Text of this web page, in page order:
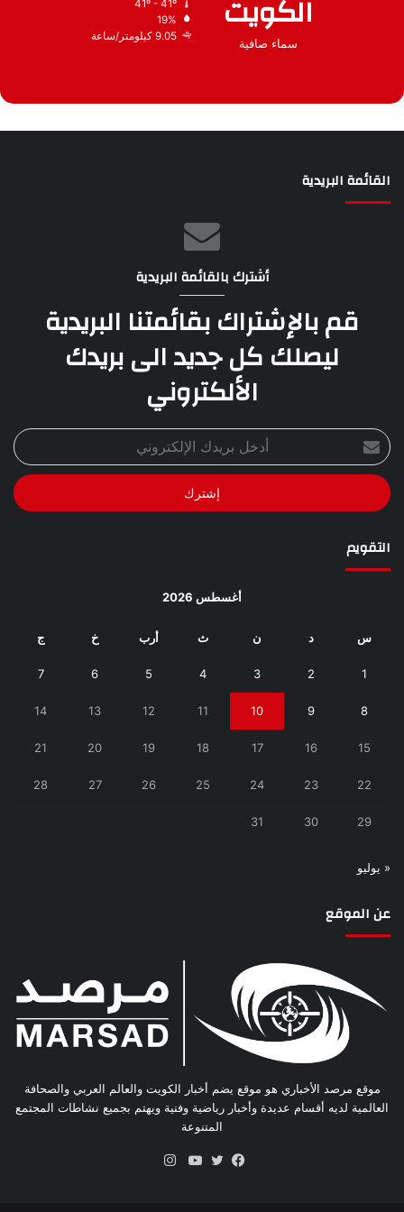
الكويت
سماء صافية
19%
9.05 كيلومتر/ساعة
القائمة البريدية
أشترك بالقائمة البريدية
قم بالإشتراك بقائمتنا البريدية
ليصلك كل جديد الى بريدك
الألكتروني
أدخل
بريدك
الإلكتروني
التقويم
أغسطس 2026
س د ن ث أرب خ ج
1
2
3
4
5
6
7
8
9
10
11
12
13
14
15
16
17
18
19
20
21
22
23
24
25
26
27
28
29
30
31
« يوليو
عن الموقع
موقع مرصد الأخباري هو موقع يضم أخبار الكويت والعالم العربي والصحافة
العالمية لديه أقسام عديدة وأخبار رياضية وفنية ويهتم بجميع نشاطات المجتمع
المتنوعة